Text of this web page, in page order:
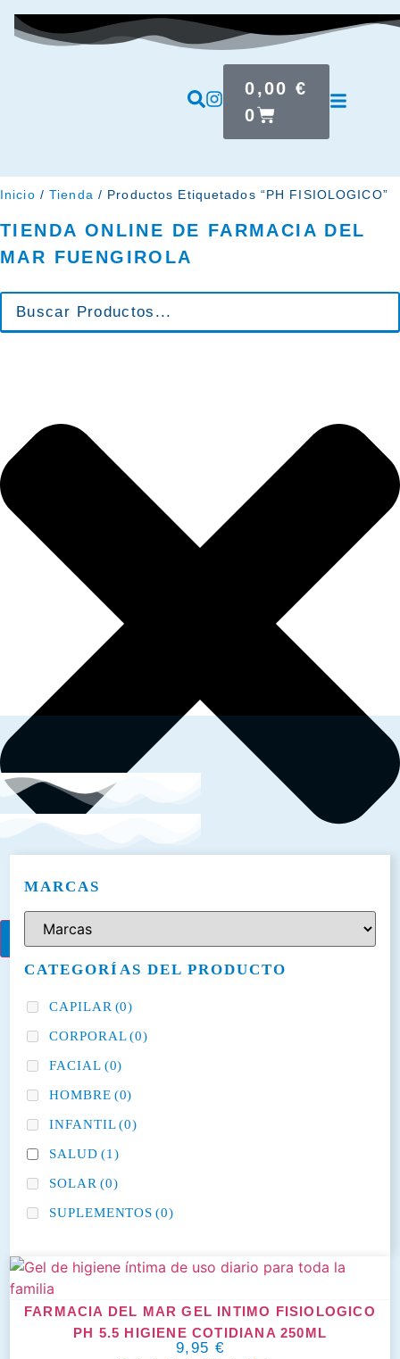
0,00€
0
Inicio /Tienda / Productos Etiquetados “PH FISIOLOGICO”
TIENDA ONLINE DE FARMACIA DEL
MAR FUENGIROLA
MARCAS
CATEGORÍAS DEL PRODUCTO
CAPILAR (0)
CORPORAL (0)
FACIAL (0)
HOMBRE (0)
INFANTIL (0)
SALUD (1)
SOLAR (0)
SUPLEMENTOS (0)
FARMACIA DEL MAR GEL INTIMO FISIOLOGICO
PH 5.5 HIGIENE COTIDIANA 250ML
9,95 €